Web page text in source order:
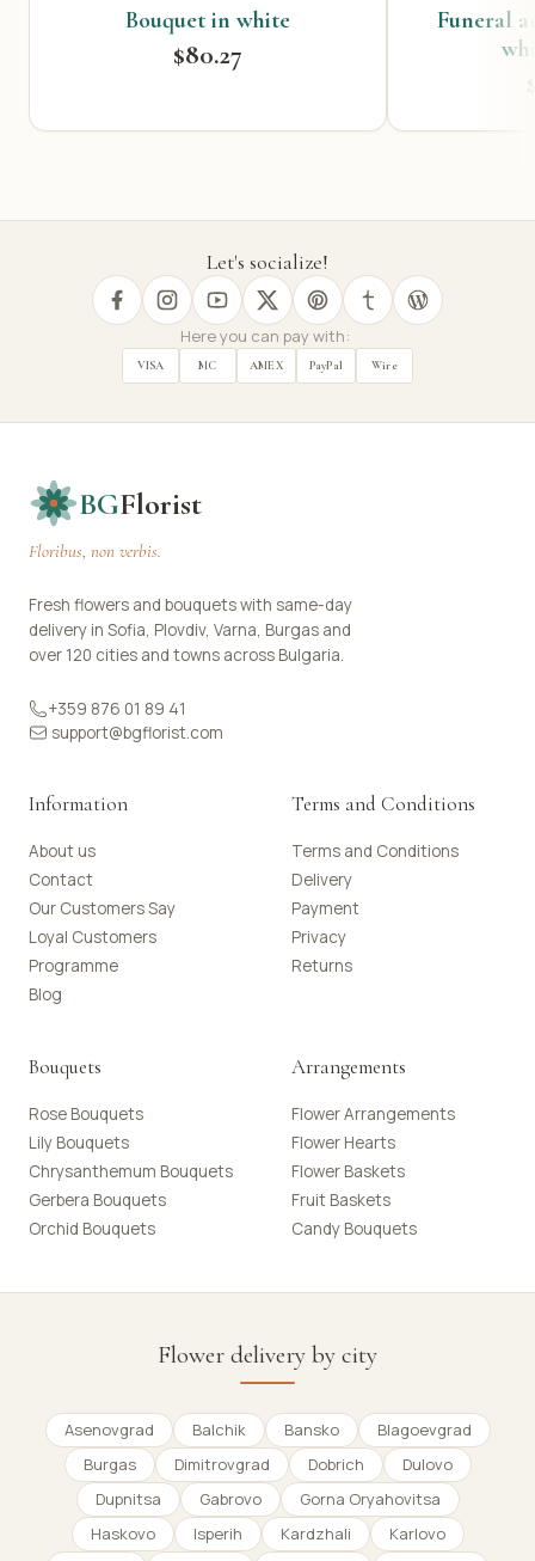
Bouquet in white
$80.27
Funeral
Let's socialize!
Here you can pay with:
VISA MC AMEX PayPal Wire
BGFlorist
Floribus, non verbis.
Fresh flowers and bouquets with same-day
delivery in Sofia, Plovdiv, Varna, Burgas and
over 120 cities and towns across Bulgaria.
+359 876 01 89 41
support@bgflorist.com
Information
About us
Contact
Our Customers Say
Loyal Customers
Programme
Blog
Terms and Conditions
Terms and Conditions
Delivery
Payment
Privacy
Returns
Bouquets
Rose Bouquets
Lily Bouquets
Chrysanthemum Bouquets
Gerbera Bouquets
Orchid Bouquets
Arrangements
Flower Arrangements
Flower Hearts
Flower Baskets
Fruit Baskets
Candy Bouquets
Flower delivery by city
Asenovgrad Balchik Bansko
Blagoevgrad
Burgas
Dimitrovgrad Dobrich
Dulovo
Dupnitsa
Gabrovo
Gorna Oryahovitsa
Haskovo
Isperih Kardzhali
Karlovo